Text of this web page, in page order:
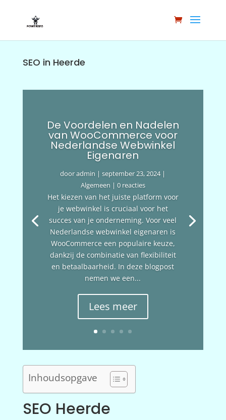
SEO in Heerde
De Voordelen en Nadelen
van WooCommerce voor
Nederlandse Webwinkel
Eigenaren
dooradmin |september 23, 2024|
Algemeen | 0 reacties
Het kiezen van het juiste platform voor
je webwinkel is cruciaal voor het
succes van je onderneming. Voor veel
Nederlandse webwinkel eigenaren is
WooCommerce een populaire keuze,
dankzij de combinatie van flexibiliteit
en betaalbaarheid. In deze blogpost
nemen we een...
Lees meer
Inhoudsopgave
SEO Heerde